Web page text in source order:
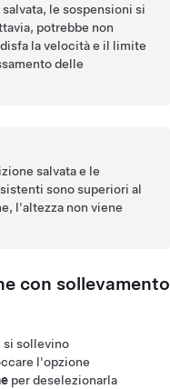
le sospensioni si
potrebbe non
la velocità e il limite
delle
salvata e le
sono superiori al
l'altezza non viene
con sollevamento
si sollevino
l'opzione
per deselezionarla